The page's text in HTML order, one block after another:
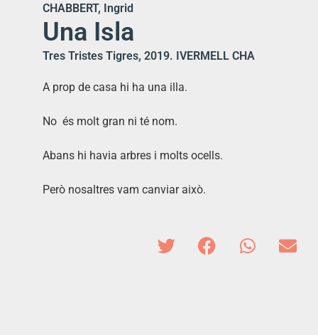
CHABBERT, Ingrid
Una Isla
Tres Tristes Tigres, 2019. IVERMELL CHA
A prop de casa hi ha una illa.
No és molt gran ni té nom.
Abans hi havia arbres i molts ocells.
Però nosaltres vam canviar això.